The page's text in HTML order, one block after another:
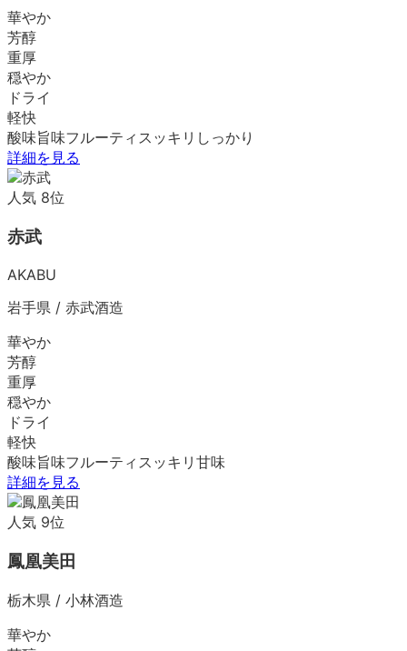
華やか
芳醇
重厚
穏やか
ドライ
軽快
酸味旨味フルーティ スッキリ しっかり
詳細を見る
人気 8位
赤武
AKABU
岩手県 / 赤武酒造
華やか
芳醇
重厚
穏やか
ドライ
軽快
酸味旨味フルーティ スッキリ 甘味
詳細を見る
人気 9位
鳳凰美田
栃木県 / 小林酒造
華やか